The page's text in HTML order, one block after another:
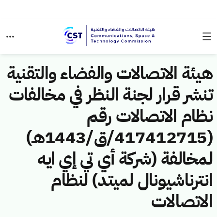
هيئة الاتصالات والفضاء والتقنية
تنشر قرار لجنة النظر في مخالفات
نظام الاتصالات رقم
(417412715/ق/1443هـ)
لمخالفة (شركة أي تي إي ايه
انترناشيونال لميتد) لنظام
الاتصالات